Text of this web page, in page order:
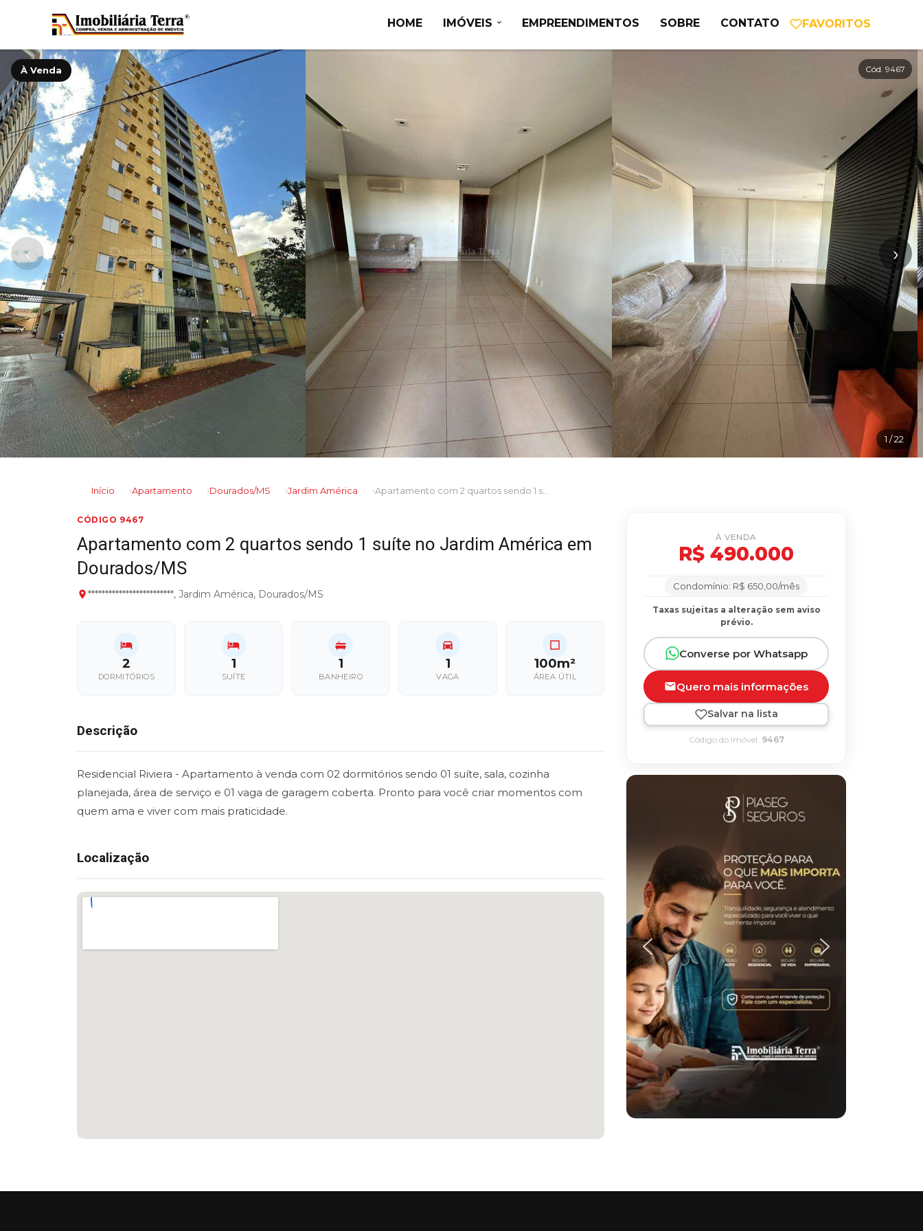
HOME IMÓVEIS EMPREENDIMENTOS SOBRE CONTATO FAVORITOS
À Venda Cód. 9467
‹ ›
1 / 22
Início Apartamento Dourados/MS Jardim América
CÓDIGO 9467
Apartamento com 2 quartos sendo 1 suíte no Jardim América em
Dourados/MS
*************************, Jardim América, Dourados/MS
2
DORMITÓRIOS
1
SUÍTE
1
BANHEIRO
1
VAGA
100m²
ÁREA ÚTIL
Descrição
Residencial Riviera - Apartamento à venda com 02 dormitórios sendo 01 suíte, sala, cozinha
planejada, área de serviço e 01 vaga de garagem coberta. Pronto para você criar momentos com
quem ama e viver com mais praticidade.
Localização
À VENDA
R$ 490.000
Condomínio: R$ 650,00/mês
Taxas sujeitas a alteração sem aviso
prévio.
Converse por Whatsapp
Quero mais informações
Salvar na lista
Código do imóvel: 9467